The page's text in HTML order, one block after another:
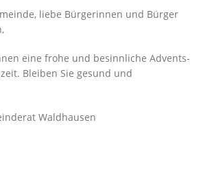
liebe Bürgerinnen und Bürger
eine frohe und besinnliche Advents-
Bleiben Sie gesund und
Waldhausen